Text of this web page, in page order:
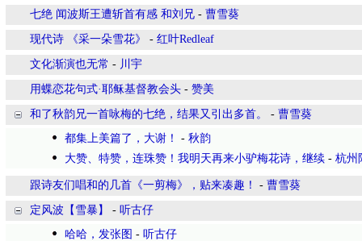
七绝 闻波斯王遭斩首有感 和刘兄 - 曹雪葵
现代诗 《采一朵雪花》 - 红叶Redleaf
文化渐演也无常 - 川宇
用蝶恋花句式·耶稣基督教会头 - 赞美
和了秋韵兄一首咏梅的七绝，结果又引出多首。 - 曹雪葵
都集上美篇了，大谢！
- 秋韵
大赞、特赞，连珠赞！我明天再来小驴梅花诗，继续 - 杭州
跟诗友们唱和的几首《一剪梅》，贴来凑趣！ - 曹雪葵
定风波【雪暴】 - 听古仔
哈哈，发张图 - 听古仔